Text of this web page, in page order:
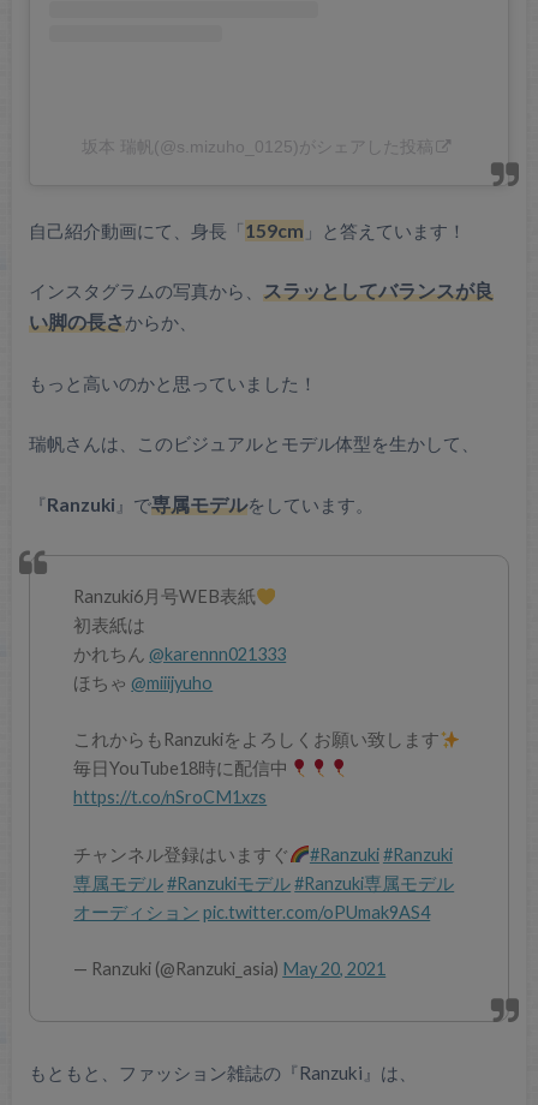
坂本 瑞帆(@s.mizuho_0125)がシェアした投稿
自己紹介動画にて、身長「159cm 」と答えています！
インスタグラムの写真から、 スラッとしてバランスが良
い脚の長さからか、
もっと高いのかと思っていました！
瑞帆さんは、このビジュアルとモデル体型を生かして、
『Ranzuki 』で専属モデルをしています。
Ranzuki6月号WEB表紙
初表紙は
かれちん @karennn021333
ほちゃ @miiijyuho
これからもRanzukiをよろしくお願い致します
毎日YouTube18時に配信中
https://t.co/nSroCM1xzs
チャンネル登録はいますぐ #Ranzuki#Ranzuki
専属モデル#Ranzukiモデル#Ranzuki専属モデル
オーディション pic.twitter.com/oPUmak9AS4
— Ranzuki (@Ranzuki_asia) May 20, 2021
もともと、ファッション雑誌の『Ranzuki』は、